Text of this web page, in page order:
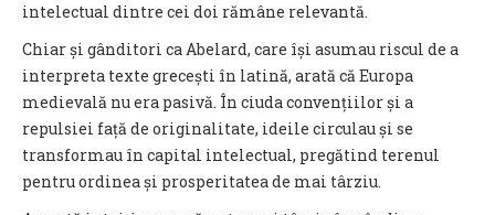
intelectual dintre cei doi rămâne relevantă.
Chiar și gânditori ca Abelard, care își asumau riscul de a
interpreta texte grecești în latină, arată că Europa
medievală nu era pasivă. În ciuda convențiilor și a
repulsiei față de originalitate, ideile circulau și se
transformau în capital intelectual, pregătind terenul
pentru ordinea și prosperitatea de mai târziu.